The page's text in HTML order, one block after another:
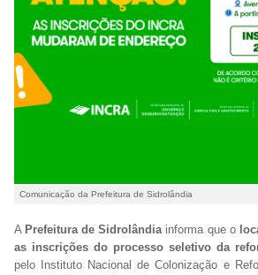
Comunicação da Prefeitura de Sidrolândia
A Prefeitura de Sidrolândiainforma que o
as inscrições do processo seletivo da
pelo Instituto Nacional de Colonização e